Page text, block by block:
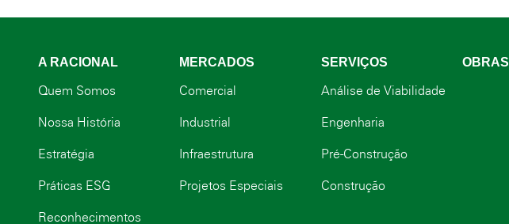
A RACIONAL
Quem Somos
Nossa História
Estratégia
Práticas ESG
Reconhecimentos
MERCADOS
Comercial
Industrial
Infraestrutura
Projetos Especiais
SERVIÇOS
Análise de Viabilidade
Engenharia
Pré-Construção
Construção
OBRAS